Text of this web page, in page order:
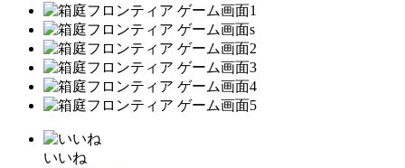
いいね